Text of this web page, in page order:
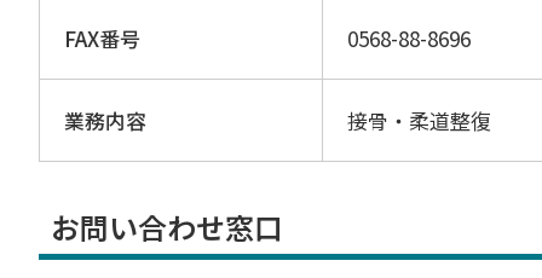
FAX番号 0568-88-8696
業務内容 接骨・柔道整復
お問い合わせ窓口